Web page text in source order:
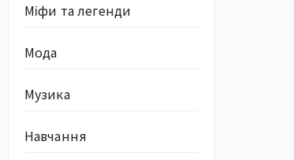
Міфи та легенди
Мода
Музика
Навчання